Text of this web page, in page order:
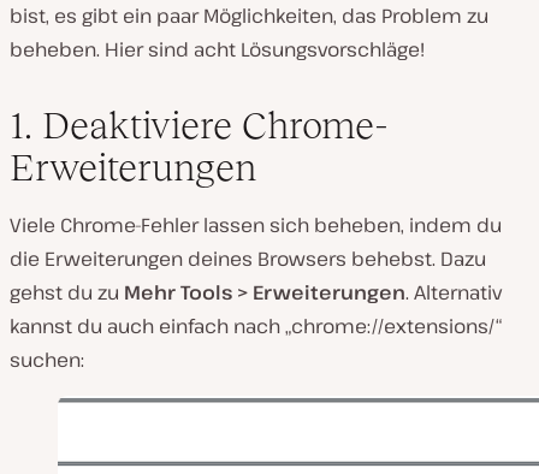
bist, es gibt ein paar Möglichkeiten, das Problem zu
beheben. Hier sind acht Lösungsvorschläge!
1. Deaktiviere Chrome-
Erweiterungen
Viele Chrome-Fehler lassen sich beheben, indem du
die Erweiterungen deines Browsers behebst. Dazu
gehst du zu Mehr Tools > Erweiterungen. Alternativ
kannst du auch einfach nach „chrome://extensions/“
suchen: